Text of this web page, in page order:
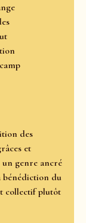
des
et
genre ancré
bénédiction du
collectif plutôt